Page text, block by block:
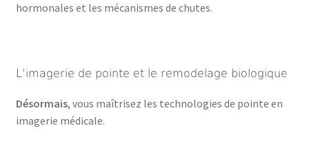
hormonales et les mécanismes de chutes.
L’imagerie de pointe et le remodelage biologique
Désormais, vous maîtrisez les technologies de pointe en
imagerie médicale.